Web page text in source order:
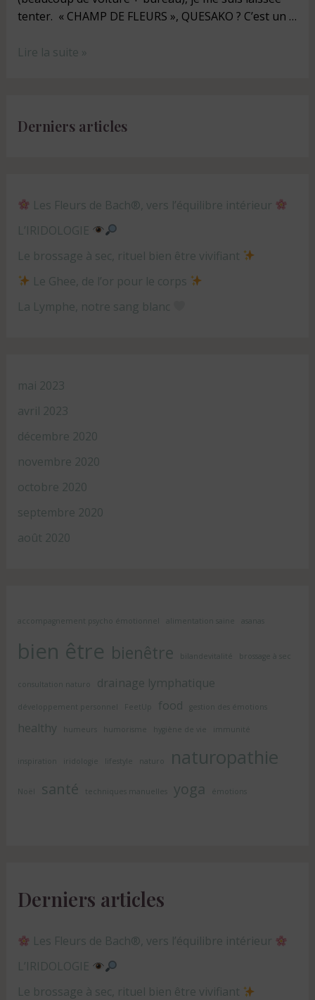
tenter. « CHAMP DE FLEURS », QUESAKO ? C’est un …
Lire la suite »
Derniers articles
Les Fleurs de Bach®, vers l’équilibre intérieur
L’IRIDOLOGIE
Le brossage à sec, rituel bien être vivifiant
Le Ghee, de l’or pour le corps
La Lymphe, notre sang blanc
mai 2023
avril 2023
décembre 2020
novembre 2020
octobre 2020
septembre 2020
août 2020
accompagnement psycho émotionnel alimentation saine asanas
bien être bienêtre bilandevitalité brossage à sec
consultation naturo drainage lymphatique
développement personnel FeetUp food gestion des émotions
healthy humeurs humorisme hygiène de vie immunité
inspiration iridologie lifestyle naturo naturopathie
Noël santé techniques manuelles yoga émotions
Derniers articles
Les Fleurs de Bach®, vers l’équilibre intérieur
L’IRIDOLOGIE
Le brossage à sec, rituel bien être vivifiant